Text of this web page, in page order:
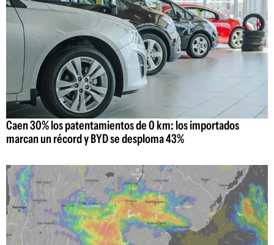
Caen 30% los patentamientos de 0 km: los importados
marcan un récord y BYD se desploma 43%